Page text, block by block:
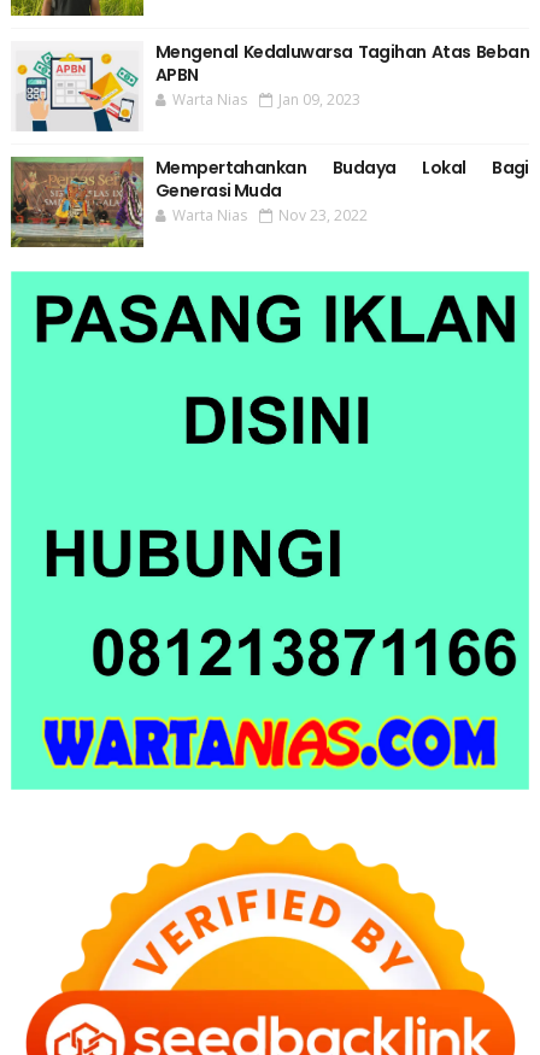
Mengenal Kedaluwarsa Tagihan Atas Beban
APBN
Warta Nias Jan 09, 2023
Mempertahankan Budaya Lokal Bagi
Generasi Muda
Warta Nias Nov 23, 2022